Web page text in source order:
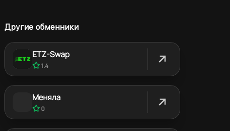
Другие обменники
ETZ-Swap
1.4
Меняла
0